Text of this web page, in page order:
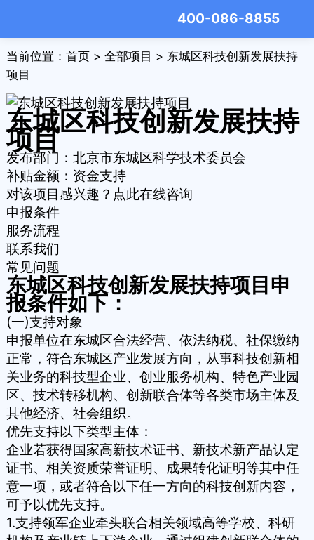
400-086-8855
当前位置： 首页> 全部项目 > 东城区科技创新发展扶持
项目
东城区科技创新发展扶持
项目
发布部门：北京市东城区科学技术委员会
补贴金额： 资金支持
对该项目感兴趣？点此在线咨询
申报条件
服务流程
联系我们
常见问题
东城区科技创新发展扶持项目申
报条件如下：
(一)支持对象
申报单位在东城区合法经营、依法纳税、社保缴纳
正常，符合东城区产业发展方向，从事科技创新相
关业务的科技型企业、创业服务机构、特色产业园
区、技术转移机构、创新联合体等各类市场主体及
其他经济、社会组织。
优先支持以下类型主体：
企业若获得国家高新技术证书、新技术新产品认定
证书、相关资质荣誉证明、成果转化证明等其中任
意一项，或者符合以下任一方向的科技创新内容，
可予以优先支持。
1.支持领军企业牵头联合相关领域高等学校、科研